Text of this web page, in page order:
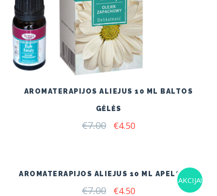
AROMATERAPIJOS ALIEJUS 10 ML BALTOS
GĖLĖS
€7.00 Original
€4.50Current
AKCIJA!
AROMATERAPIJOS ALIEJUS 10 ML APELSINAI
€7.00 Original
€4.50Current